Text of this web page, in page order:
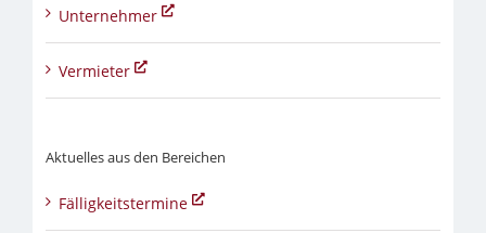
Unternehmer
Vermieter
Aktuelles aus den Bereichen
Fälligkeitstermine